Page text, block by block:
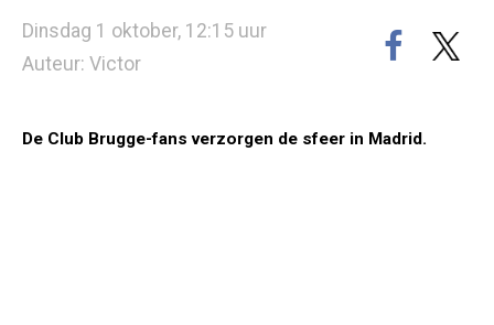
Dinsdag 1 oktober, 12:15 uur
Auteur: Victor
De Club Brugge-fans verzorgen de sfeer in Madrid.